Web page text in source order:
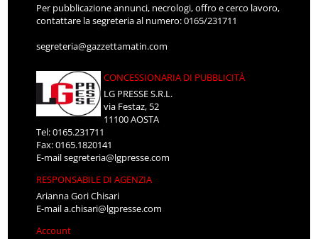
Per pubblicazione annunci, necrologi, offro e cerco lavoro,
contattare la segreteria al numero: 0165/231711
segreteria@gazzettamatin.com
CONCESSIONARIA DI PUBBLICITÀ
LG PRESSE S.R.L.
via Festaz, 52
11100 AOSTA
Tel: 0165.231711
Fax: 0165.1820141
E-mailsegreteria@lgpresse.com
RESPONSABILE DI AGENZIA
Arianna Gori Chisari
E-maila.chisari@lgpresse.com
Account